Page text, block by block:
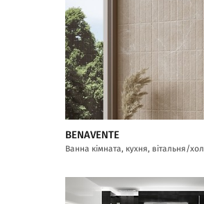
BENAVENTE
Ванна кімната, кухня, вітальня/хол